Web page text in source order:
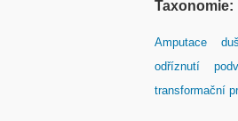
Taxonomie:
Amputace
odříznutí
transformační